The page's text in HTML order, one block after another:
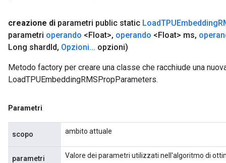
creazione di parametri public static LoadTPUEmbedding
parametri operando <Float>, operando <Float> ms,
Long shardId, Opzioni... opzioni)
Metodo factory per creare una classe che racchiude una
LoadTPUEmbeddingRMSPropParameters.
Parametri
scopo ambito attuale
parametri Valore dei parametri utilizzati nell'algoritmo di